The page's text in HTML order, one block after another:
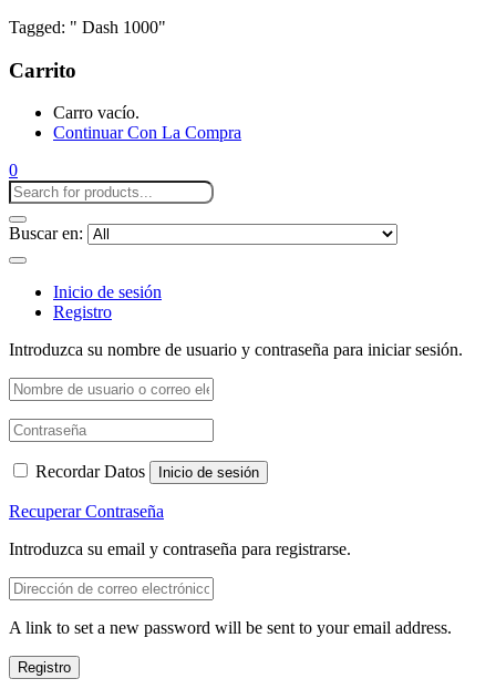
Tagged: " Dash 1000"
Carrito
Carro vacío.
Continuar Con La Compra
0
Buscar en:
Inicio de sesión
Registro
Introduzca su nombre de usuario y contraseña para iniciar sesión.
Recordar Datos Inicio de sesión
Recuperar Contraseña
Introduzca su email y contraseña para registrarse.
A link to set a new password will be sent to your email address.
Registro